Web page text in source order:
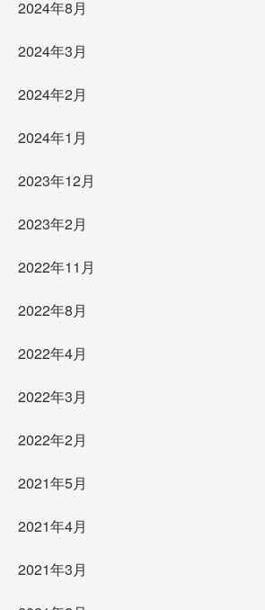
2024年8月
2024年3月
2024年2月
2024年1月
2023年12月
2023年2月
2022年11月
2022年8月
2022年4月
2022年3月
2022年2月
2021年5月
2021年4月
2021年3月